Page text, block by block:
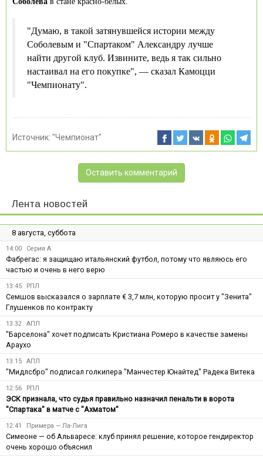
"Думаю, в такой затянувшейся истории между
Соболевым и "Спартаком" Александру лучше
найти другой клуб. Извините, ведь я так сильно
настаивал на его покупке", — сказал Камоцци
"Чемпионату".
Источник: "Чемпионат"
Оставить комментарий
Лента новостей
8 августа, суббота
14:00 Серия А
Фабрегас: я защищаю итальянский футбол, потому что являюсь его
частью и очень в него верю
13:45 РПЛ
Семшов высказался о зарплате € 3,7 млн, которую просит у "Зенита"
Глушенков по контракту
13:32 АПЛ
"Барселона" хочет подписать Кристиана Ромеро в качестве замены
Араухо
13:15 АПЛ
"Мидлсбро" подписал голкипера "Манчестер Юнайтед" Радека Витека
12:56 РПЛ
ЭСК признала, что судья правильно назначил пенальти в ворота
"Спартака" в матче с "Ахматом"
12:41 Примера — Ла-Лига
Симеоне — об Альваресе: клуб принял решение, которое гендиректор
очень хорошо объяснил